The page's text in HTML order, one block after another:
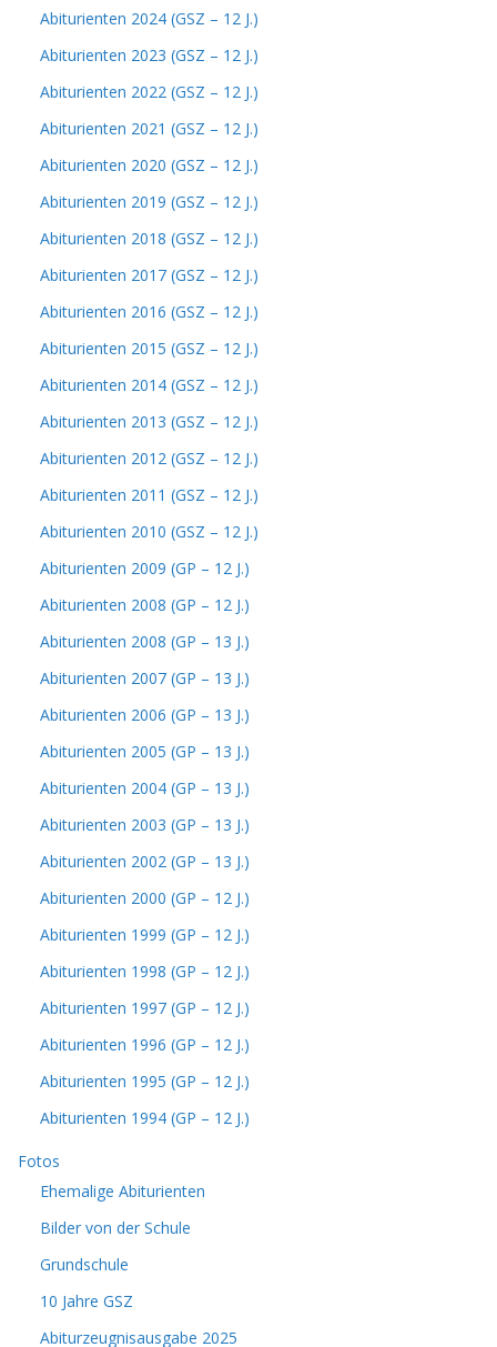
Abiturienten 2024 (GSZ – 12 J.)
Abiturienten 2023 (GSZ – 12 J.)
Abiturienten 2022 (GSZ – 12 J.)
Abiturienten 2021 (GSZ – 12 J.)
Abiturienten 2020 (GSZ – 12 J.)
Abiturienten 2019 (GSZ – 12 J.)
Abiturienten 2018 (GSZ – 12 J.)
Abiturienten 2017 (GSZ – 12 J.)
Abiturienten 2016 (GSZ – 12 J.)
Abiturienten 2015 (GSZ – 12 J.)
Abiturienten 2014 (GSZ – 12 J.)
Abiturienten 2013 (GSZ – 12 J.)
Abiturienten 2012 (GSZ – 12 J.)
Abiturienten 2011 (GSZ – 12 J.)
Abiturienten 2010 (GSZ – 12 J.)
Abiturienten 2009 (GP – 12 J.)
Abiturienten 2008 (GP – 12 J.)
Abiturienten 2008 (GP – 13 J.)
Abiturienten 2007 (GP – 13 J.)
Abiturienten 2006 (GP – 13 J.)
Abiturienten 2005 (GP – 13 J.)
Abiturienten 2004 (GP – 13 J.)
Abiturienten 2003 (GP – 13 J.)
Abiturienten 2002 (GP – 13 J.)
Abiturienten 2000 (GP – 12 J.)
Abiturienten 1999 (GP – 12 J.)
Abiturienten 1998 (GP – 12 J.)
Abiturienten 1997 (GP – 12 J.)
Abiturienten 1996 (GP – 12 J.)
Abiturienten 1995 (GP – 12 J.)
Abiturienten 1994 (GP – 12 J.)
Fotos
Ehemalige Abiturienten
Bilder von der Schule
Grundschule
10 Jahre GSZ
Abiturzeugnisausgabe 2025